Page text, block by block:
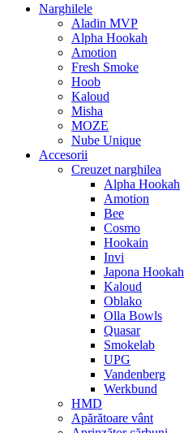
Narghilele
Aladin MVP
Alpha Hookah
Amotion
Fresh Smoke
Hoob
Kaloud
Misha
MOZE
Nube Unique
Accesorii
Creuzet narghilea
Alpha Hookah
Amotion
Bee
Cosmo
Hookain
Invi
Japona Hookah
Kaloud
Oblako
Olla Bowls
Quasar
Smokelab
UPG
Vandenberg
Werkbund
HMD
Apărătoare vânt